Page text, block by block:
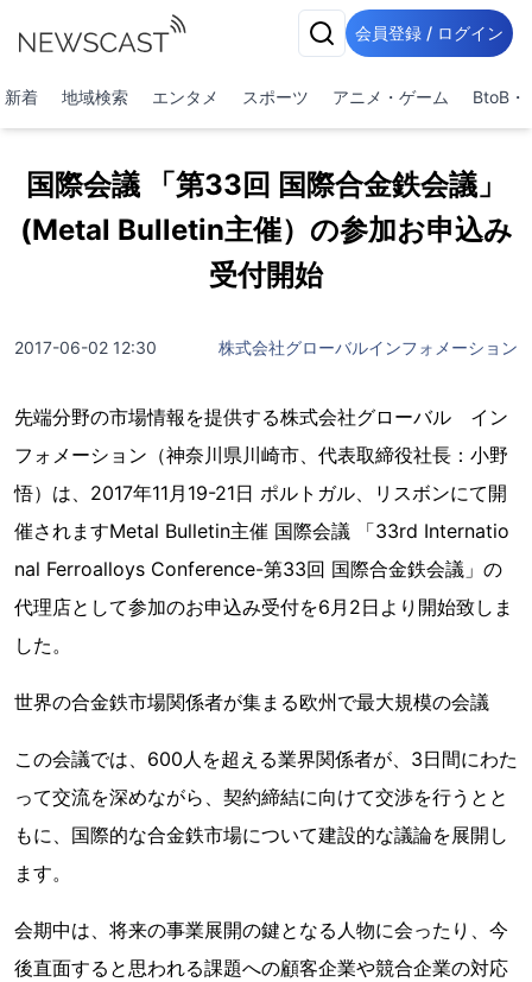
会員登録 / ログイン
新着 地域検索 エンタメ スポーツ アニメ・ゲーム BtoB・
国際会議 「第33回 国際合金鉄会議」
(Metal Bulletin主催）の参加お申込み
受付開始
2017-06-02 12:30 株式会社グローバルインフォメーション
先端分野の市場情報を提供する株式会社グローバル イン
フォメーション（神奈川県川崎市、代表取締役社長：小野
悟）は、2017年11月19-21日 ポルトガル、リスボンにて開
催されますMetal Bulletin主催 国際会議 「33rd Internatio
nal Ferroalloys Conference-第33回 国際合金鉄会議」の
代理店として参加のお申込み受付を6月2日より開始致しま
した。
世界の合金鉄市場関係者が集まる欧州で最大規模の会議
この会議では、600人を超える業界関係者が、3日間にわた
って交流を深めながら、契約締結に向けて交渉を行うとと
もに、国際的な合金鉄市場について建設的な議論を展開し
ます。
会期中は、将来の事業展開の鍵となる人物に会ったり、今
後直面すると思われる課題への顧客企業や競合企業の対応